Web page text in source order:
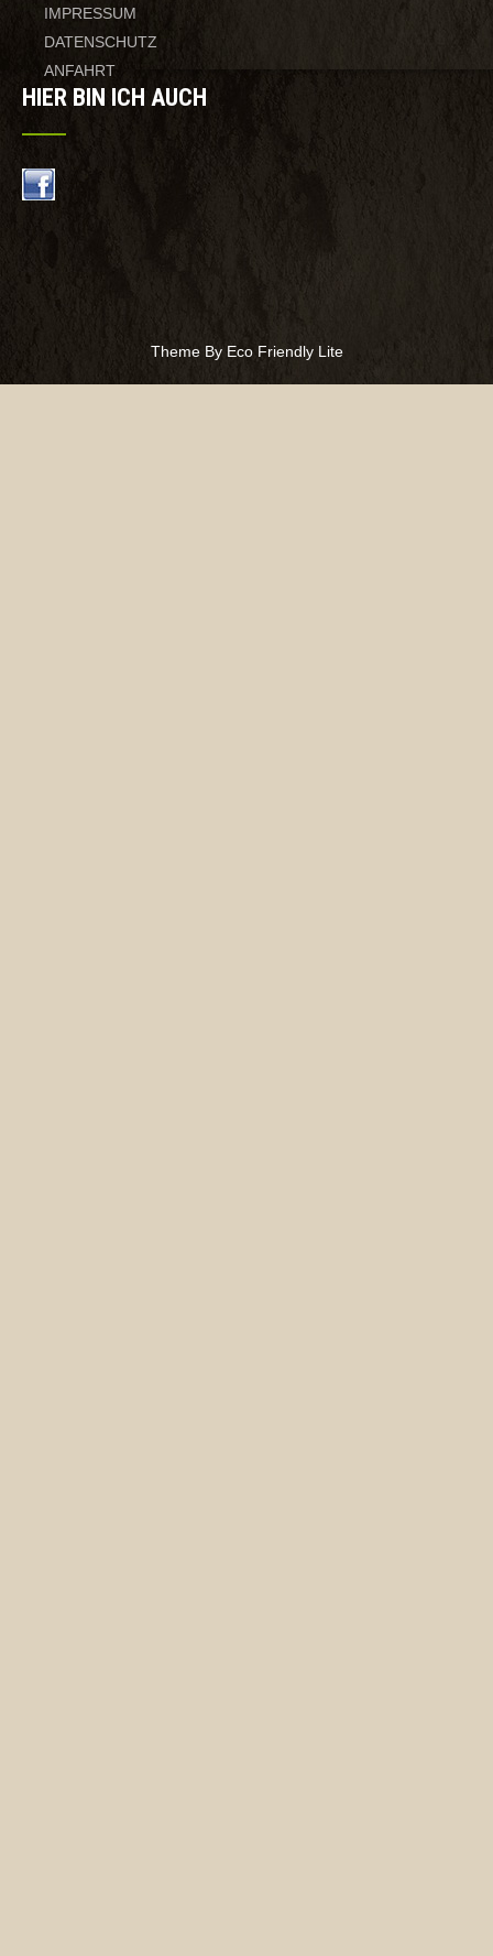
IMPRESSUM
DATENSCHUTZ
ANFAHRT
HIER BIN ICH AUCH
Theme By Eco Friendly Lite